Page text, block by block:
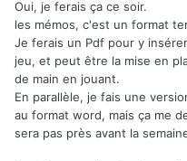
Oui, je ferais ça ce soir.
les mémos, c'est un format
Je ferais un Pdf pour y
jeu, et peut être la mise en
de main en jouant.
En parallèle, je fais une
au format word, mais ça me
sera pas près avant la